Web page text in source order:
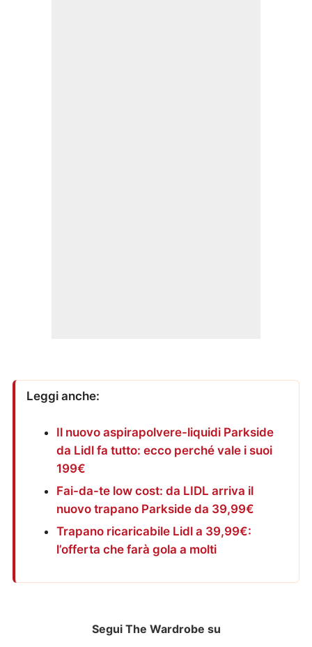
Leggi anche:
Il nuovo aspirapolvere-liquidi Parkside
da Lidl fa tutto: ecco perché vale i suoi
199€
Fai-da-te low cost: da LIDL arriva il
nuovo trapano Parkside da 39,99€
Trapano ricaricabile Lidl a 39,99€:
l’offerta che farà gola a molti
Segui The Wardrobe su